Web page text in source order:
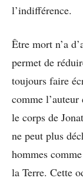
l’indifférence.
Être mort n’a
permet de
toujours faire
comme
le corps de
ne peut plus
hommes
la Terre. Cette